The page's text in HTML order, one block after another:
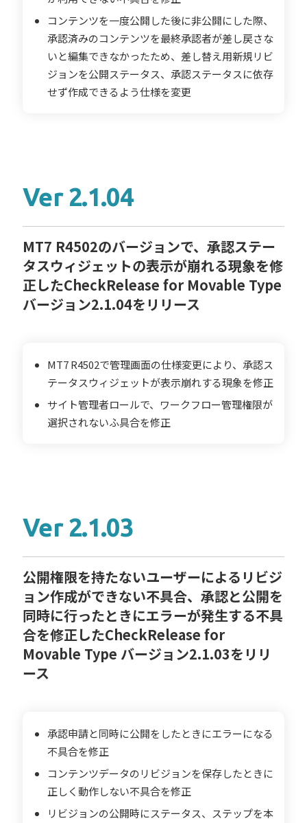
コンテンツを一度公開した後に非公開にした際、
承認済みのコンテンツを最終承認者が差し戻さな
いと編集できなかったため、差し替え用新規リビ
ジョンを公開ステータス、承認ステータスに依存
せず作成できるよう仕様を変更
Ver 2.1.04
MT7 R4502のバージョンで、承認ステー
タスウィジェットの表示が崩れる現象を修
正したCheckRelease for Movable Type
バージョン2.1.04をリリース
MT7 R4502で管理画面の仕様変更により、承認ス
テータスウィジェットが表示崩れする現象を修正
サイト管理者ロールで、ワークフロー管理権限が
選択されないふ具合を修正
Ver 2.1.03
公開権限を持たないユーザーによるリビジ
ョン作成ができない不具合、承認と公開を
同時に行ったときにエラーが発生する不具
合を修正したCheckRelease for
Movable Type バージョン2.1.03をリリ
ース
承認申請と同時に公開をしたときにエラーになる
不具合を修正
コンテンツデータのリビジョンを保存したときに
正しく動作しない不具合を修正
リビジョンの公開時にステータス、ステップを本